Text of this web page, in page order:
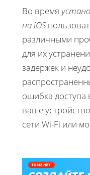
Во время
на iOS
различными
для их
задержек и
ошибка доступа
ваше
сети Wi-Fi или